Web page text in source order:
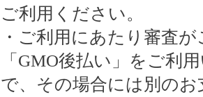
ご利用ください。
・ご利用にあたり審査
「GMO後払い」をご利
で、その場合には別の